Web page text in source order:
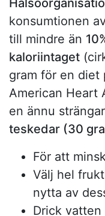
konsumtionen
till mindre än
kaloriintaget
gram för en diet
American Heart
en ännu
teskedar (30
För att
Välj hel
nytta av
Drick